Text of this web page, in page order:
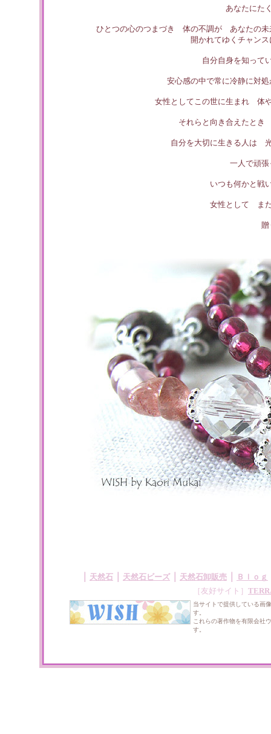
あなたにた
ひとつの心のつまづき 体の不調が あなたの
開かれてゆくチャン
自分自身を知っ
安心感の中で常に冷静に対
女性としてこの世に生まれ 体
それらと向き合えたと
自分を大切に生きる人は
一人で頑
いつも何かと戦
女性として ま
贈
天然石 天然石ビーズ｜ 天然石卸販売 Ｂｌｏｇ
［友好サイト］
当サイトで提供している画
す。
これらの著作物を有限会社
す。